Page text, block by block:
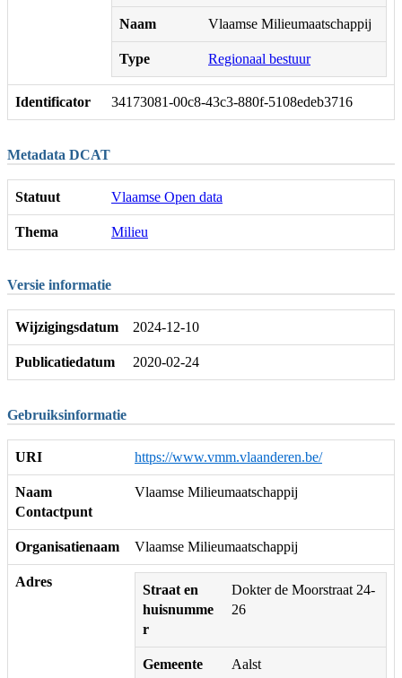
Naam Vlaamse Milieumaatschappij
Type Regionaal bestuur
Identificator 34173081-00c8-43c3-880f-5108edeb3716
Metadata DCAT
Statuut Vlaamse Open data
Thema Milieu
Versie informatie
Wijzigingsdatum 2024-12-10
Publicatiedatum 2020-02-24
Gebruiksinformatie
URI https://www.vmm.vlaanderen.be/
Naam
Contactpunt
Vlaamse Milieumaatschappij
Organisatienaam Vlaamse Milieumaatschappij
Adres
Straat en
huisnumme
r
Dokter de Moorstraat 24-
26
Gemeente Aalst